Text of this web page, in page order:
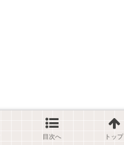
目次へ トップ